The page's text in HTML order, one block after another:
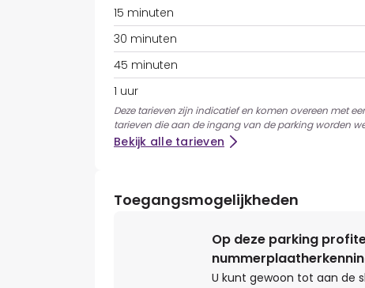
15 minuten
30 minuten
45 minuten
1 uur
Deze tarieven zijn indicatief en komen overeen met
tarieven die aan de ingang van de parking worden
Bekijk alle tarieven
Toegangsmogelijkheden
Op deze parking
U kunt gewoon tot aan de